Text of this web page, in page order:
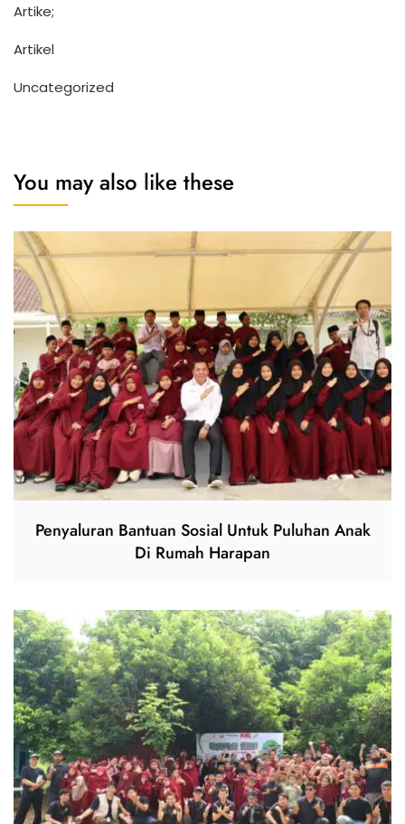
Artike;
Artikel
Uncategorized
You may also like these
Penyaluran Bantuan Sosial Untuk Puluhan Anak
Di Rumah Harapan